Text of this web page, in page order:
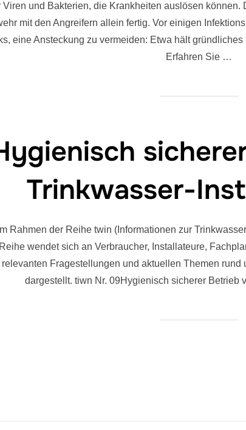
und Bakterien, die Krankheiten auslösen können.
mit den Angreifern allein fertig. Vor einigen
eine Ansteckung zu vermeiden: Etwa hält
Erfahren Sie …
Trinkwasser-
Rahmen der Reihe twin (Informationen zur
wendet sich an Verbraucher, Installateure,
Fragestellungen und aktuellen Themen
dargestellt. tiwn Nr. 09Hygienisch sicherer Betrieb